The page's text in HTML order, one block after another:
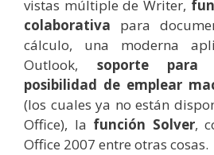
vistas múltiple de Writer,
colaborativa para
cálculo, una moderna
Outlook, soporte para
posibilidad de emplear
(los cuales ya no están
Office), la función Solver,
Office 2007 entre otras cosas.